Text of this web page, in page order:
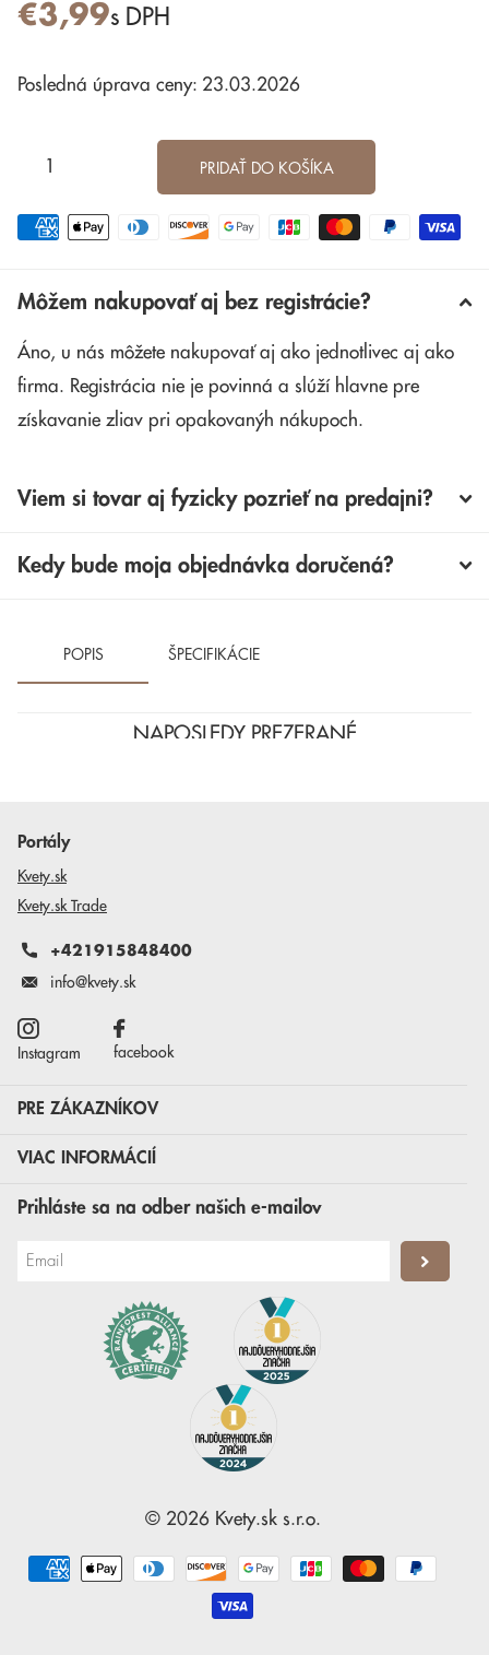
€3,99s DPH
Posledná úprava ceny: 23.03.2026
PRIDAŤ DO KOŠÍKA
Môžem nakupovať aj bez registrácie?
Áno, u nás môžete nakupovať aj ako jednotlivec aj ako
firma. Registrácia nie je povinná a slúží hlavne pre
získavanie zliav pri opakovanýh nákupoch.
Viem si tovar aj fyzicky pozrieť na predajni?
Kedy bude moja objednávka doručená?
POPIS ŠPECIFIKÁCIE
NAPOSLEDY PREZERANÉ
Portály
Kvety.sk
Kvety.sk Trade
+421915848400
info@kvety.sk
Instagram facebook
PRE ZÁKAZNÍKOV
VIAC INFORMÁCIÍ
Prihláste sa na odber našich e-mailov
© 2026 Kvety.sks.r.o.